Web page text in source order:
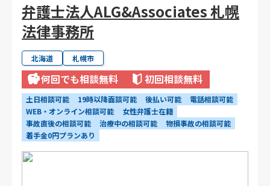
弁護士法人ALG&Associates 札幌
法律事務所
北海道 札幌市
何回でも相談無料 初回相談無料
土日相談可能 19時以降面談可能 後払い可能
電話相談可能
WEB・オンライン相談可能
女性弁護士在籍
事故直後の相談可能
治療中の相談可能
物損事故の相談可能
着手金0円プランあり